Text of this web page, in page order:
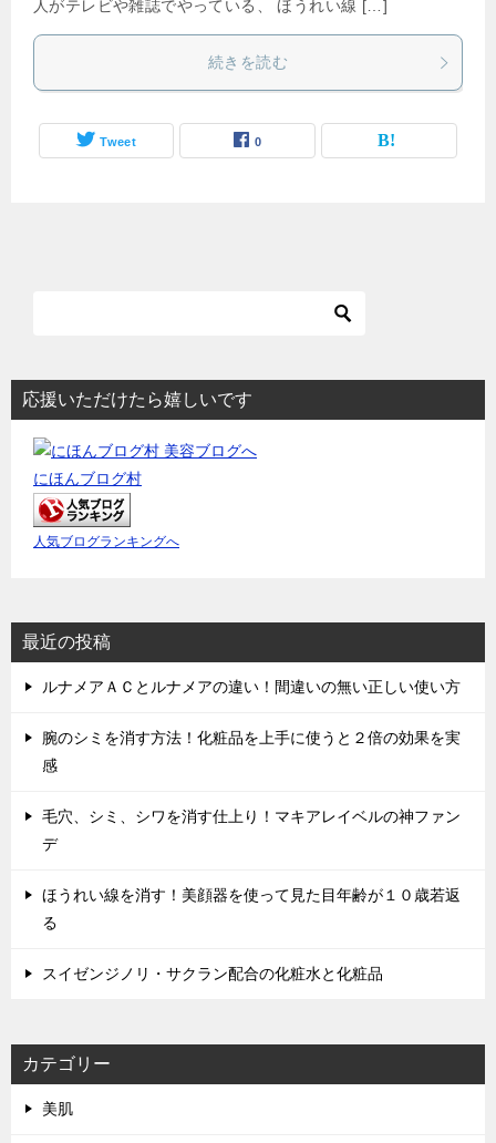
人がテレビや雑誌でやっている、 ほうれい線 […]
続きを読む
Tweet 0
応援いただけたら嬉しいです
にほんブログ村
人気ブログランキングへ
最近の投稿
ルナメアＡＣとルナメアの違い！間違いの無い正しい使い方
腕のシミを消す方法！化粧品を上手に使うと２倍の効果を実
感
毛穴、シミ、シワを消す仕上り！マキアレイベルの神ファン
デ
ほうれい線を消す！美顔器を使って見た目年齢が１０歳若返
る
スイゼンジノリ・サクラン配合の化粧水と化粧品
カテゴリー
美肌